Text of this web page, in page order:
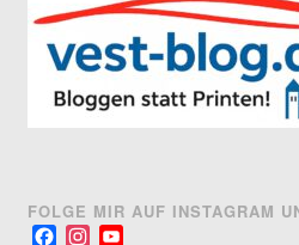
FOLGE MIR AUF INSTAGRAM
FacebookInstagram